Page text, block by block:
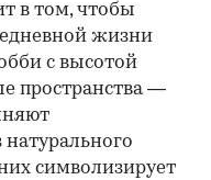
в том, чтобы
жизни
с высотой
пространства —
символизирует